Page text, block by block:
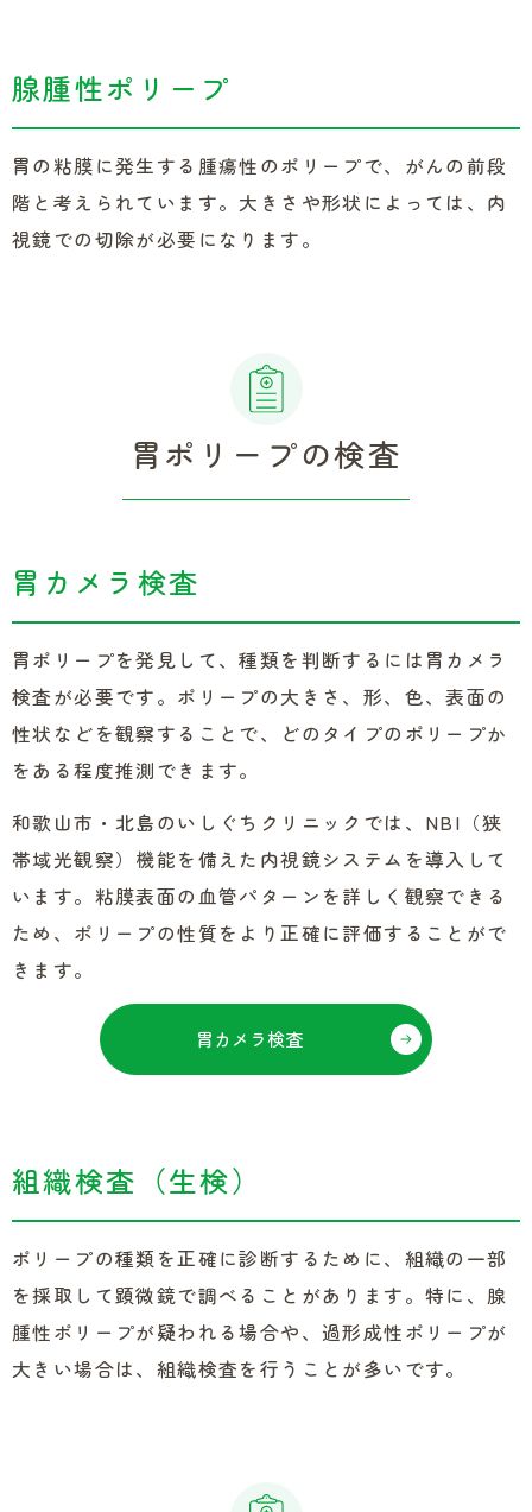
腺腫性ポリープ
胃の粘膜に発生する腫瘍性のポリープで、がんの前段
階と考えられています。大きさや形状によっては、内
視鏡での切除が必要になります。
胃ポリープの検査
胃カメラ検査
胃ポリープを発見して、種類を判断するには胃カメラ
検査が必要です。ポリープの大きさ、形、色、表面の
性状などを観察することで、どのタイプのポリープか
をある程度推測できます。
和歌山市・北島のいしぐちクリニックでは、NBI（狭
帯域光観察）機能を備えた内視鏡システムを導入して
います。粘膜表面の血管パターンを詳しく観察できる
ため、ポリープの性質をより正確に評価することがで
きます。
胃カメラ検査
組織検査（生検）
ポリープの種類を正確に診断するために、組織の一部
を採取して顕微鏡で調べることがあります。特に、腺
腫性ポリープが疑われる場合や、過形成性ポリープが
大きい場合は、組織検査を行うことが多いです。